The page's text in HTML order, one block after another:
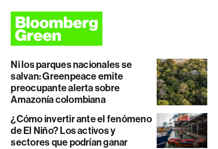
Ni los parques nacionales se
salvan: Greenpeace emite
preocupante alerta sobre
Amazonía colombiana
¿Cómo invertir ante el fenómeno
de El Niño? Los activos y
sectores que podrían ganar